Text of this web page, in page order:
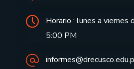
Horario : lunes a viernes
5:00 PM